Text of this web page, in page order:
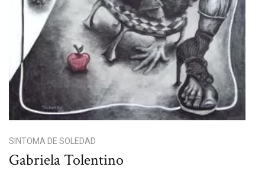
SINTOMA DE SOLEDAD
Gabriela Tolentino